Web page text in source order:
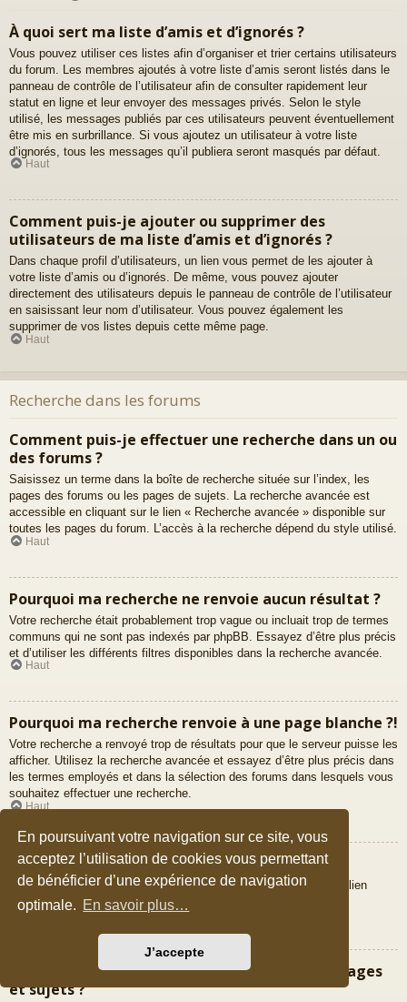
En poursuivant votre navigation sur ce site, vous
acceptez l’utilisation de cookies vous permettant
de bénéficier d’une expérience de navigation
optimale. En savoir plus…
J’accepte
À quoi sert ma liste d’amis et d’ignorés ?
Vous pouvez utiliser ces listes afin d’organiser et trier certains utilisateurs
du forum. Les membres ajoutés à votre liste d’amis seront listés dans le
panneau de contrôle de l’utilisateur afin de consulter rapidement leur
statut en ligne et leur envoyer des messages privés. Selon le style
utilisé, les messages publiés par ces utilisateurs peuvent éventuellement
être mis en surbrillance. Si vous ajoutez un utilisateur à votre liste
d’ignorés, tous les messages qu’il publiera seront masqués par défaut.
Haut
Comment puis-je ajouter ou supprimer des
utilisateurs de ma liste d’amis et d’ignorés ?
Dans chaque profil d’utilisateurs, un lien vous permet de les ajouter à
votre liste d’amis ou d’ignorés. De même, vous pouvez ajouter
directement des utilisateurs depuis le panneau de contrôle de l’utilisateur
en saisissant leur nom d’utilisateur. Vous pouvez également les
supprimer de vos listes depuis cette même page.
Haut
Recherche dans les forums
Comment puis-je effectuer une recherche dans un ou
des forums ?
Saisissez un terme dans la boîte de recherche située sur l’index, les
pages des forums ou les pages de sujets. La recherche avancée est
accessible en cliquant sur le lien « Recherche avancée » disponible sur
toutes les pages du forum. L’accès à la recherche dépend du style utilisé.
Haut
Pourquoi ma recherche ne renvoie aucun résultat ?
Votre recherche était probablement trop vague ou incluait trop de termes
communs qui ne sont pas indexés par phpBB. Essayez d’être plus précis
et d’utiliser les différents filtres disponibles dans la recherche avancée.
Haut
Pourquoi ma recherche renvoie à une page blanche ?!
Votre recherche a renvoyé trop de résultats pour que le serveur puisse les
afficher. Utilisez la recherche avancée et essayez d’être plus précis dans
les termes employés et dans la sélection des forums dans lesquels vous
souhaitez effectuer une recherche.
Haut
Comment puis-je rechercher des membres ?
Veuillez vous rendre sur la liste des membres puis cliquer sur le lien
« Trouver un membre ».
Haut
Comment puis-je retrouver mes propres messages
et sujets ?